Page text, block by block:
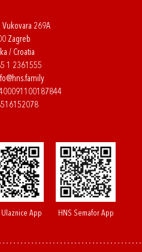
Vukovara 269A
Zagreb
/ Croatia
1 2361555
Ulaznice App HNS Semafor App